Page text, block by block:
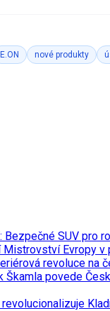
E.ON nové produkty
Bezpečné SUV pro
Mistrovství Evropy v
revoluce na
Škamla povede